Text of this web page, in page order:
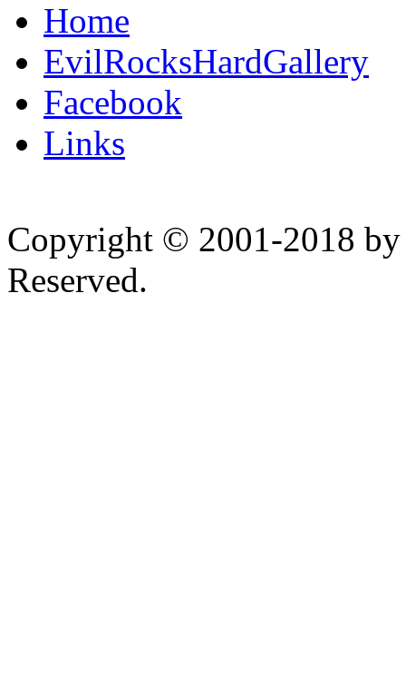
Home
EvilRocksHardGallery
Facebook
Links
Copyright © 2001-2018
Reserved.